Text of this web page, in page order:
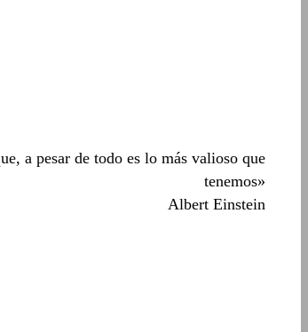
a pesar de todo es lo más valioso que
tenemos»
Albert Einstein